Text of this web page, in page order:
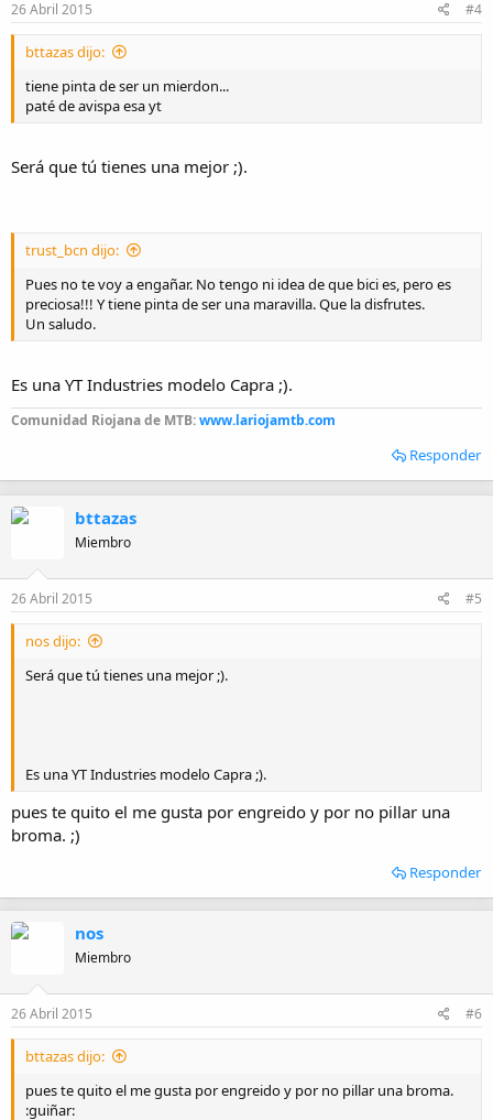
26 Abril 2015 #4
bttazas dijo:
tiene pinta de ser un mierdon...
paté de avispa esa yt
Será que tú tienes una mejor ;).
trust_bcn dijo:
Pues no te voy a engañar. No tengo ni idea de que bici es, pero es
preciosa!!! Y tiene pinta de ser una maravilla. Que la disfrutes.
Un saludo.
Es una YT Industries modelo Capra ;).
Comunidad Riojana de MTB:www.lariojamtb.com
Responder
bttazas
Miembro
26 Abril 2015 #5
nos dijo:
Será que tú tienes una mejor ;).
Es una YT Industries modelo Capra ;).
pues te quito el me gusta por engreido y por no pillar una
broma. ;)
Responder
nos
Miembro
26 Abril 2015 #6
bttazas dijo:
pues te quito el me gusta por engreido y por no pillar una broma.
:guiñar: